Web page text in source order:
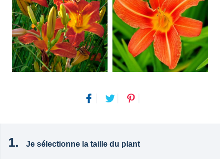
Je sélectionne la taille du plant